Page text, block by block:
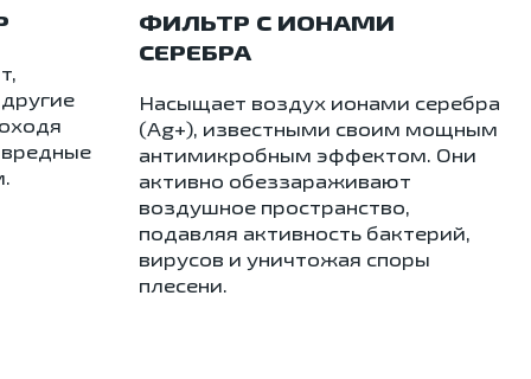
ФИЛЬТР С ИОНАМИ
СЕРЕБРА
Насыщает воздух ионами серебра
(Ag+), известными своим мощным
антимикробным эффектом. Они
активно обеззараживают
воздушное пространство,
подавляя активность бактерий,
вирусов и уничтожая споры
плесени.